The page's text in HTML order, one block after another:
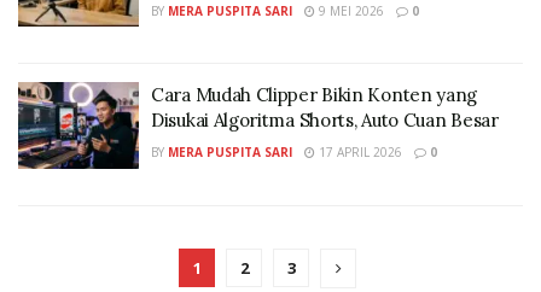
BY MERA PUSPITA SARI 9 MEI 2026 0
Cara Mudah Clipper Bikin Konten yang
Disukai Algoritma Shorts, Auto Cuan Besar
BY MERA PUSPITA SARI 17 APRIL 2026 0
1 2 3